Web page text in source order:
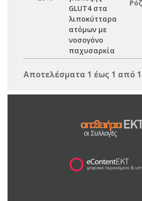
GLUT4 στα
λιποκύτταρα
ατόμων με
νοσογόνο
παχυσαρκία
Αποτελέσματα 1 έως 1 από 1